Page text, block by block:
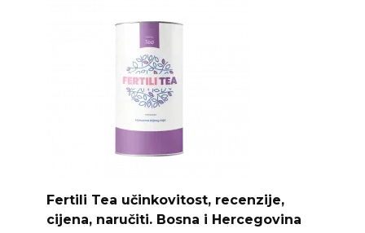
Fertili Tea učinkovitost, recenzije,
cijena, naručiti. Bosna i Hercegovina